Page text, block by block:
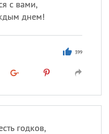
с вами,
днем!
399
годков,